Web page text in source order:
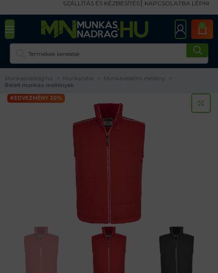
SZÁLLÍTÁS ÉS KÉZBESÍTÉS KAPCSOLATBA LÉPNI
0
Munkasnadrag.hu Munkaruha
Munkavédelmi mellény
Bélelt munkás mellények
KEDVEZMÉNY 20%